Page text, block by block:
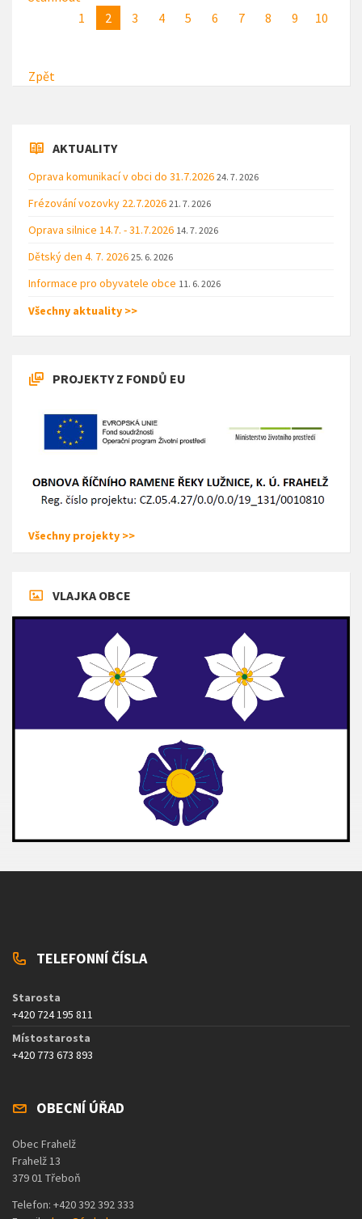
1
2 3 4 5 6 7 8 9 10
Zpět
AKTUALITY
Oprava komunikací v obci do 31.7.2026 24. 7. 2026
Frézování vozovky 22.7.2026 21. 7. 2026
Oprava silnice 14.7. - 31.7.2026 14. 7. 2026
Dětský den 4. 7. 2026 25. 6. 2026
Informace pro obyvatele obce 11. 6. 2026
Všechny aktuality >>
PROJEKTY Z FONDŮ EU
Všechny projekty >>
VLAJKA OBCE
TELEFONNÍ ČÍSLA
Starosta
+420 724 195 811
Místostarosta
+420 773 673 893
OBECNÍ ÚŘAD
Obec Frahelž
Frahelž 13
379 01 Třeboň
Telefon: +420 392 392 333